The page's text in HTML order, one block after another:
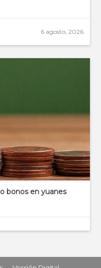
6 agosto, 2026
bonos en yuanes